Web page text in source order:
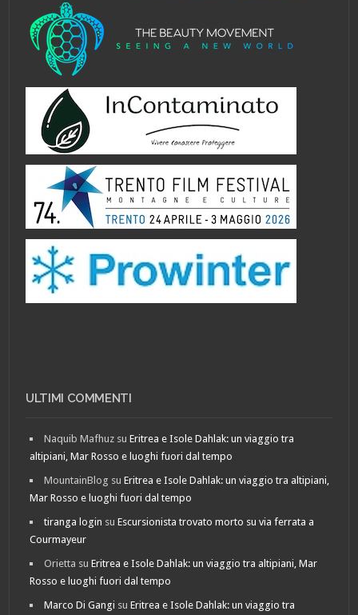
ULTIMI COMMENTI
Naquib Mafhuz suEritrea e Isole Dahlak: un viaggio tra
altipiani, Mar Rosso e luoghi fuori dal tempo
MountainBlog suEritrea e Isole Dahlak: un viaggio tra altipiani,
Mar Rosso e luoghi fuori dal tempo
tiranga login suEscursionista trovato morto su via ferrata a
Courmayeur
Orietta suEritrea e Isole Dahlak: un viaggio tra altipiani, Mar
Rosso e luoghi fuori dal tempo
Marco Di Gangi suEritrea e Isole Dahlak: un viaggio tra